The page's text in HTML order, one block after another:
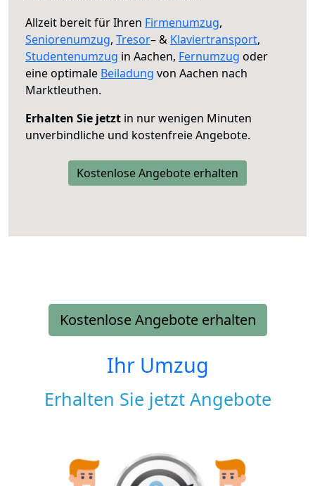
Allzeit bereit für Ihren Firmenumzug,
Seniorenumzug, Tresor– & Klaviertransport,
Studentenumzug in Aachen, Fernumzug oder
eine optimale Beiladung von Aachen nach
Marktleuthen.
Erhalten Sie jetzt in nur wenigen Minuten
unverbindliche und kostenfreie Angebote.
Kostenlose Angebote erhalten
Kostenlose Angebote erhalten
Ihr Umzug
Erhalten Sie jetzt Angebote